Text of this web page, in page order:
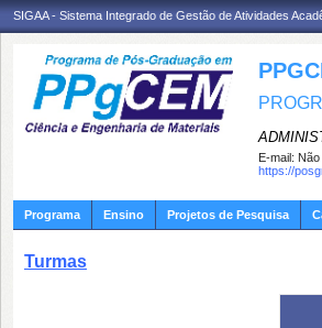
SIGAA - Sistema Integrado de Gestão de Atividades
E-mail:
https://
Programa Ensino Projetos de Pesquisa
Turmas